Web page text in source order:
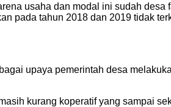
usaha dan modal ini sudah
pada tahun 2018 dan 2019 tidak
upaya pemerintah desa
kurang koperatif yang sampai